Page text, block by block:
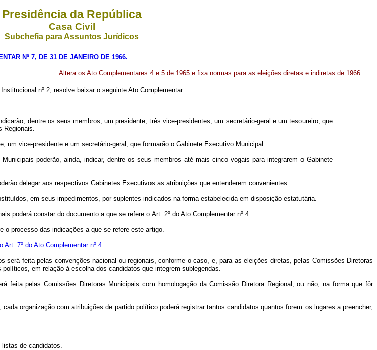
Presidência da República
Casa Civil
Subchefia para Assuntos Jurídicos
Nº 7, DE 31 DE JANEIRO DE 1966.
Altera os Ato Complementares 4 e 5 de 1965 e fixa normas para as eleições diretas e indiretas de 1966.
nº 2, resolve baixar o seguinte Ato Complementar:
dentre os seus membros, um presidente, três vice-presidentes, um secretário-geral e um tesoureiro, que
Regionais.
um vice-presidente e um secretário-geral, que formarão o Gabinete Executivo Municipal.
poderão, ainda, indicar, dentre os seus membros até mais cinco vogais para integrarem o Gabinete
delegar aos respectivos Gabinetes Executivos as atribuições que entenderem convenientes.
em seus impedimentos, por suplentes indicados na forma estabelecida em disposição estatutária.
poderá constar do documento a que se refere o Art. 2º do Ato Complementar nº 4.
o processo das indicações a que se refere este artigo.
Art. 7º do Ato Complementar nº 4.
feita pelas convenções nacional ou regionais, conforme o caso, e, para as eleições diretas, pelas Comissões Diretoras
em relação à escolha dos candidatos que integrem sublegendas.
feita pelas Comissões Diretoras Municipais com homologação da Comissão Diretora Regional, ou não, na forma que fôr
organização com atribuições de partido político poderá registrar tantos candidatos quantos forem os lugares a preencher,
listas de candidatos.